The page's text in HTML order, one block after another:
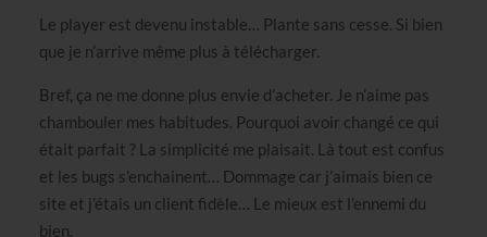
Le player est devenu instable… Plante sans cesse. Si bien
que je n’arrive même plus à télécharger.
Bref, ça ne me donne plus envie d’acheter. Je n’aime pas
chambouler mes habitudes. Pourquoi avoir changé ce qui
était parfait ? La simplicité me plaisait. Là tout est confus
et les bugs s’enchainent… Dommage car j’aimais bien ce
site et j’étais un client fidèle… Le mieux est l’ennemi du
bien.